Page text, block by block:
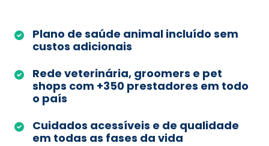
Plano de saúde animal incluído sem
custos adicionais
Rede veterinária, groomers e pet
shops com +350 prestadores em todo
o país
Cuidados acessíveis e de qualidade
em todas as fases da vida